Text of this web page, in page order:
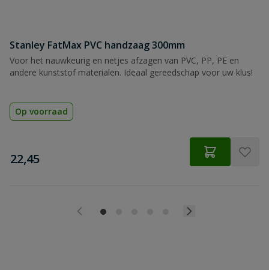
Stanley FatMax PVC handzaag 300mm
Voor het nauwkeurig en netjes afzagen van PVC, PP, PE en
andere kunststof materialen. Ideaal gereedschap voor uw klus!
Op voorraad
€
22,45